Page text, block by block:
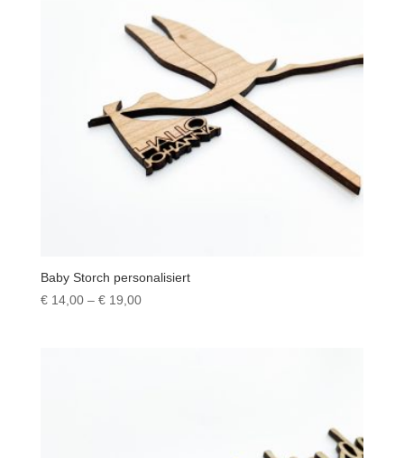
Baby Storch personalisiert
€14,00 – €19,00Preisspanne: